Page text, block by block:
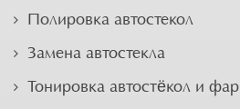
Полировка автостекол
Замена автостекла
Тонировка автостёкол и фар